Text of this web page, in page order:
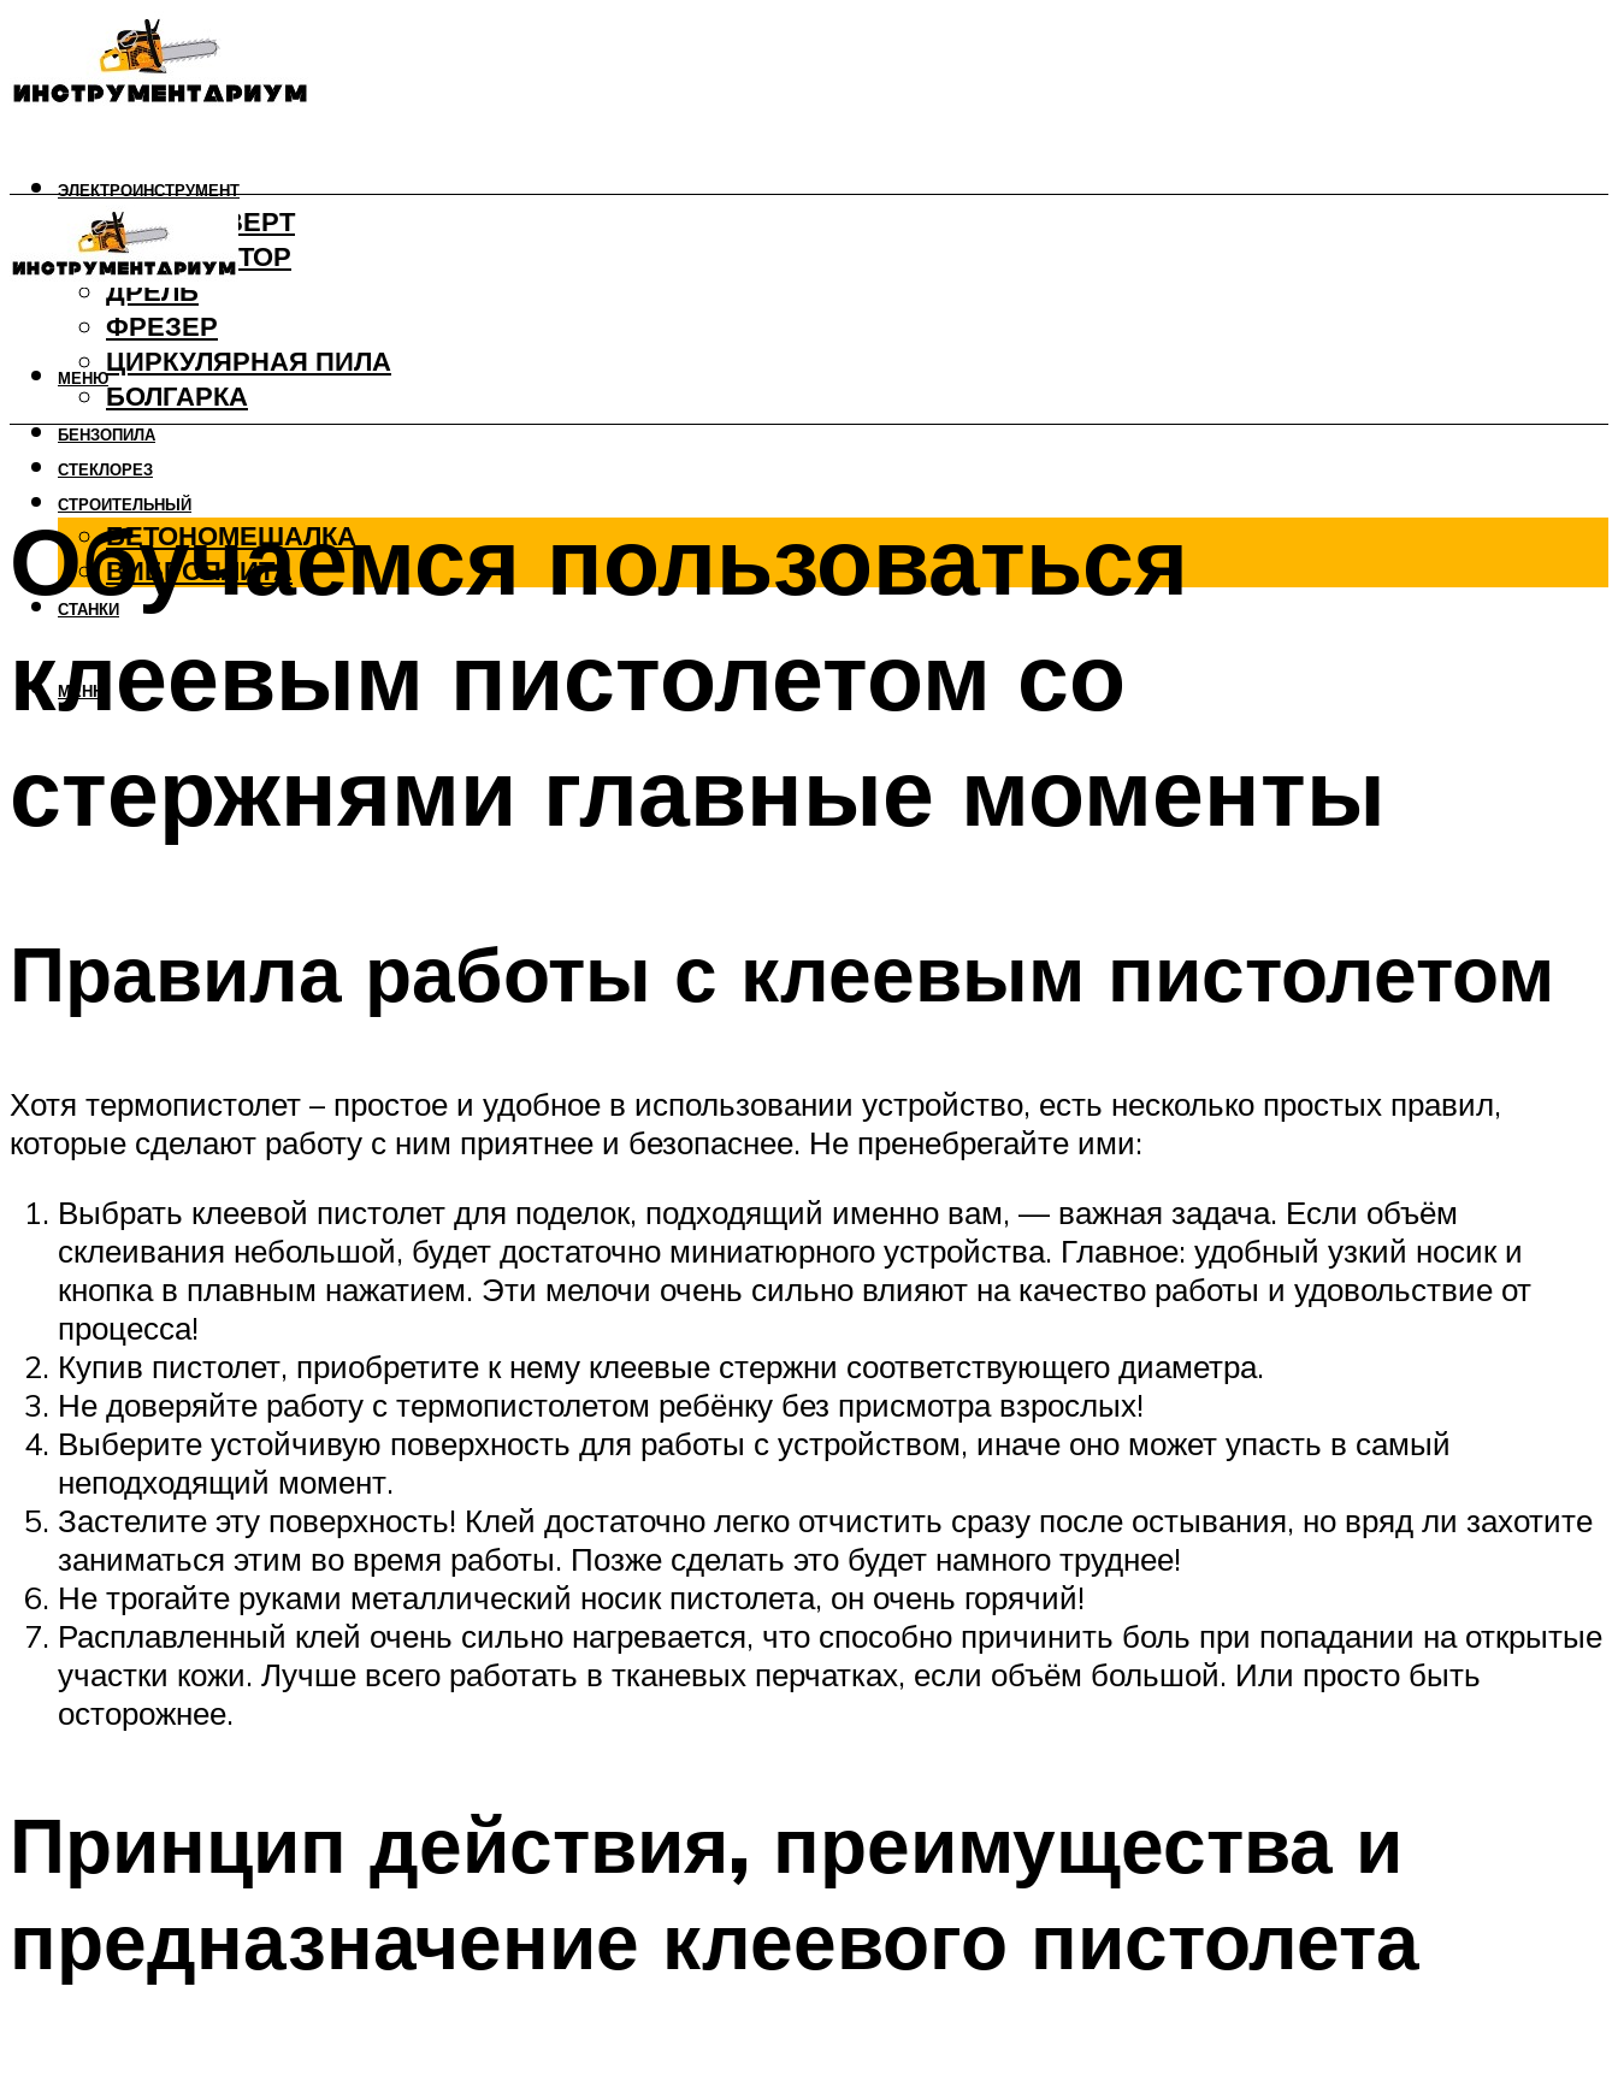
ЭЛЕКТРОИНСТРУМЕНТ
ШУРУПОВЕРТ
ПЕРФОРАТОР
ДРЕЛЬ
ФРЕЗЕР
ЦИРКУЛЯРНАЯ ПИЛА
БОЛГАРКА
БЕНЗОПИЛА
СТЕКЛОРЕЗ
СТРОИТЕЛЬНЫЙ
БЕТОНОМЕШАЛКА
ВИБРОПЛИТА
СТАНКИ
МЕНЮ
МЕНЮ
Обучаемся пользоваться
клеевым пистолетом со
стержнями главные моменты
Правила работы с клеевым пистолетом
Хотя термопистолет – простое и удобное в использовании устройство, есть несколько простых правил,
которые сделают работу с ним приятнее и безопаснее. Не пренебрегайте ими:
Выбрать клеевой пистолет для поделок, подходящий именно вам, — важная задача. Если объём
склеивания небольшой, будет достаточно миниатюрного устройства. Главное: удобный узкий носик и
кнопка в плавным нажатием. Эти мелочи очень сильно влияют на качество работы и удовольствие от
процесса!
Купив пистолет, приобретите к нему клеевые стержни соответствующего диаметра.
Не доверяйте работу с термопистолетом ребёнку без присмотра взрослых!
Выберите устойчивую поверхность для работы с устройством, иначе оно может упасть в самый
неподходящий момент.
Застелите эту поверхность! Клей достаточно легко отчистить сразу после остывания, но вряд ли захотите
заниматься этим во время работы. Позже сделать это будет намного труднее!
Не трогайте руками металлический носик пистолета, он очень горячий!
Расплавленный клей очень сильно нагревается, что способно причинить боль при попадании на открытые
участки кожи. Лучше всего работать в тканевых перчатках, если объём большой. Или просто быть
осторожнее.
Принцип действия, преимущества и
предназначение клеевого пистолета